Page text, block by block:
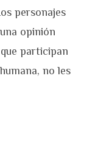
personajes
opinión
participan
no les